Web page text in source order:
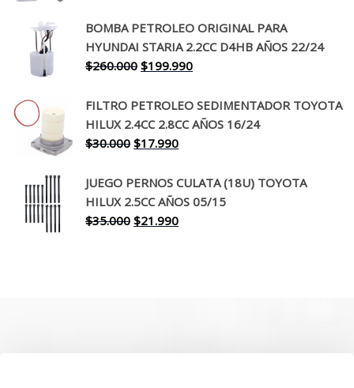
original
era:
$650.000.
actual
es:
$519.990.
BOMBA PETROLEO ORIGINAL PARA
HYUNDAI STARIA 2.2CC D4HB AÑOS 22/24
$260.000 El
original
era:
$260.000.
$199.990El
actual
es:
FILTRO PETROLEO SEDIMENTADOR TOYOTA
HILUX 2.4CC 2.8CC AÑOS 16/24
$30.000 El
original
era:
$30.000.
$17.990El
actual
es:
$17.990.
JUEGO PERNOS CULATA (18U) TOYOTA
HILUX 2.5CC AÑOS 05/15
$35.000 El
$21.990El